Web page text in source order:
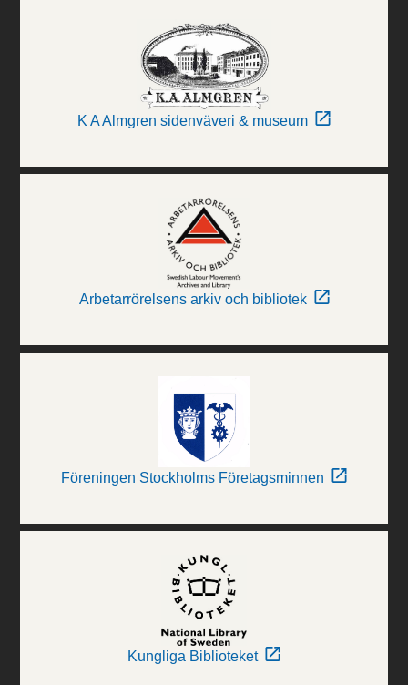
K A Almgren sidenväveri & museum
Arbetarrörelsens arkiv och bibliotek
Föreningen Stockholms Företagsminnen
Kungliga Biblioteket